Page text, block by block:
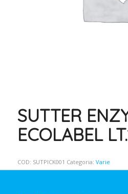
SUTTER
ECOLABEL
COD: SUTPICK001 Categoria: Varie